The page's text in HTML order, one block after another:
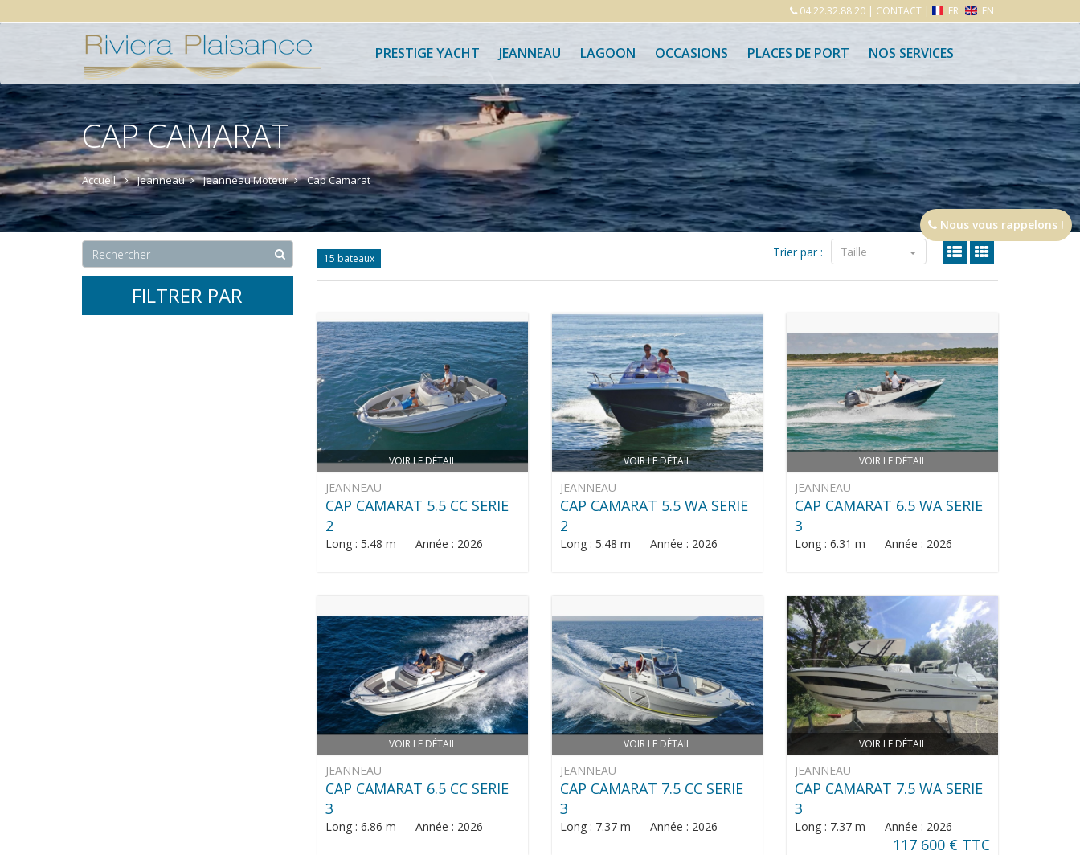
04.22.32.88.20| CONTACT| FR EN
PRESTIGE YACHT JEANNEAU LAGOON OCCASIONS PLACES DE PORT NOS SERVICES
CAP CAMARAT
Accueil Jeanneau Jeanneau Moteur Cap Camarat
FILTRER PAR
15 bateaux Trier par : Taille
VOIR LE DÉTAIL
JEANNEAU
CAP CAMARAT 5.5 CC SERIE
2
Long : 5.48 m Année : 2026
VOIR LE DÉTAIL
JEANNEAU
CAP CAMARAT 5.5 WA SERIE
2
Long : 5.48 m Année : 2026
VOIR LE DÉTAIL
JEANNEAU
CAP CAMARAT 6.5 WA SERIE
3
Long : 6.31 m Année : 2026
VOIR LE DÉTAIL
JEANNEAU
CAP CAMARAT 6.5 CC SERIE
3
Long : 6.86 m Année : 2026
VOIR LE DÉTAIL
JEANNEAU
CAP CAMARAT 7.5 CC SERIE
3
Long : 7.37 m Année : 2026
VOIR LE DÉTAIL
JEANNEAU
CAP CAMARAT 7.5 WA SERIE
3
Long : 7.37 m Année : 2026
117 600 € TTC
Nous vous rappelons !